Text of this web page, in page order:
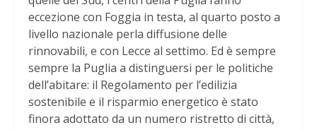
eccezione con Foggia in testa, al quarto posto a
livello nazionale perla diffusione delle
rinnovabili, e con Lecce al settimo. Ed è sempre
sempre la Puglia a distinguersi per le politiche
dell’abitare: il Regolamento per l’edilizia
sostenibile e il risparmio energetico è stato
finora adottato da un numero ristretto di città,